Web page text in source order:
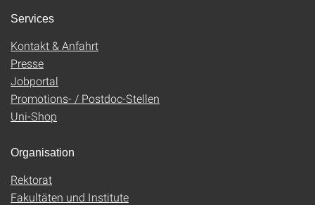
Services
Kontakt & Anfahrt
Presse
Jobportal
Promotions- / Postdoc-Stellen
Uni-Shop
Organisation
Rektorat
Fakultäten und Institute